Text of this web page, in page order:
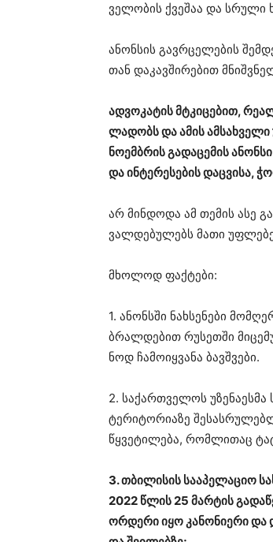
ვე­ლო­ბის ქვე­შაა და
ანონ­სის გავ­რცე­ლე­ბის
თან და­კავ­ში­რე­ბით
ად­ვო­კა­ტის მტკი­ცე­ბით,
ლა­დობს და ამის ამ­სახ­ვე­ლი
ნო­ემ­ბრის გა­და­ცე­მის
და ინ­ტე­რე­სე­ბის დაც­ვი­სა,
არ მინ­დო­და ამ თე­მის ასე
ვალ­დე­ბუ­ლებს მათი
მხო­ლოდ ფაქ­ტე­ბი:
1. ანონსში ნახ­სე­ნე­ბი
ბრალ­დე­ბით რუ­სეთ­ში
ნოდ ჩა­მო­იყ­ვა­ნა ბავ­შვე­ბი.
2. სა­ქარ­თვე­ლოს
ტე­რი­ტო­რი­ა­ზე
წყვე­ტი­ლე­ბა, რომ­ლი­თაც
3. თბი­ლი­სის სა­ა­პე­ლა­ციო
2022 წლის 25 მარ­ტის
ორ­დე­რი იყო კა­ნო­ნი­ე­რი